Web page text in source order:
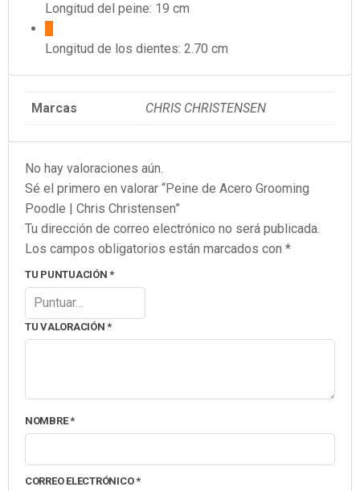
Longitud del peine: 19 cm
Longitud de los dientes: 2.70 cm
Marcas CHRIS CHRISTENSEN
No hay valoraciones aún.
Sé el primero en valorar “Peine de Acero Grooming
Poodle | Chris Christensen”
Tu dirección de correo electrónico no será publicada.
Los campos obligatorios están marcados con *
TU PUNTUACIÓN*
TU VALORACIÓN*
NOMBRE*
CORREO ELECTRÓNICO*